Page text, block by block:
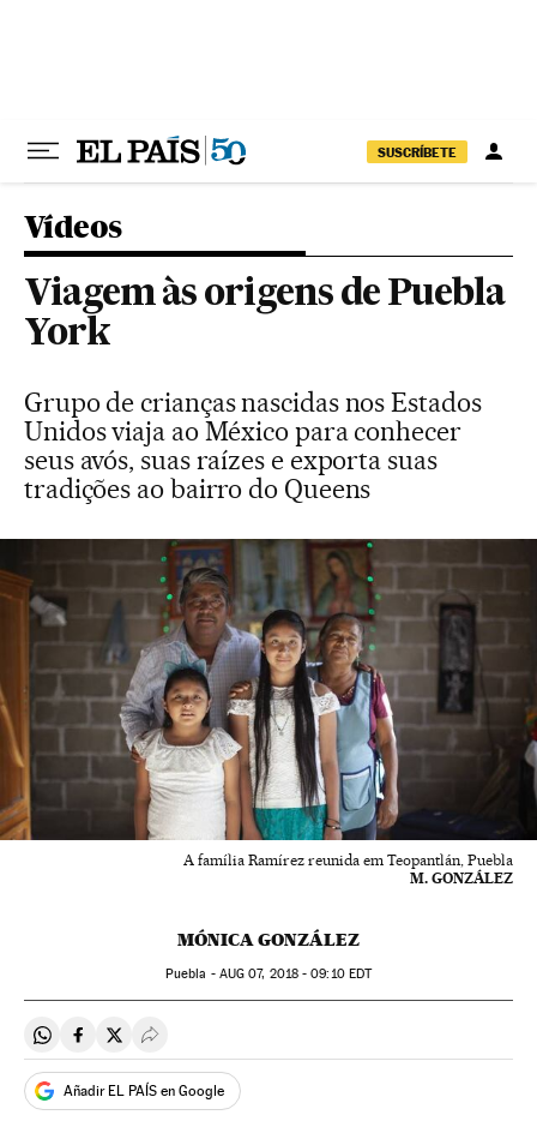
SUSCRÍBETE
Vídeos
Viagem às origens de Puebla
York
Grupo de crianças nascidas nos Estados
Unidos viaja ao México para conhecer
seus avós, suas raízes e exporta suas
tradições ao bairro do Queens
A família Ramírez reunida em Teopantlán, Puebla
M. GONZÁLEZ
MÓNICA GONZÁLEZ
Puebla - AUG 07, 2018 - 09:10EDT
Compartir en Whatsapp
Compartir en Facebook
Compartir en Twitter
Desplegar Redes Sociales
Añadir EL PAÍS en Google